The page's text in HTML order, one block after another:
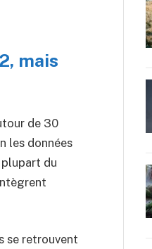
mais
de 30
les données
plupart du
se retrouvent